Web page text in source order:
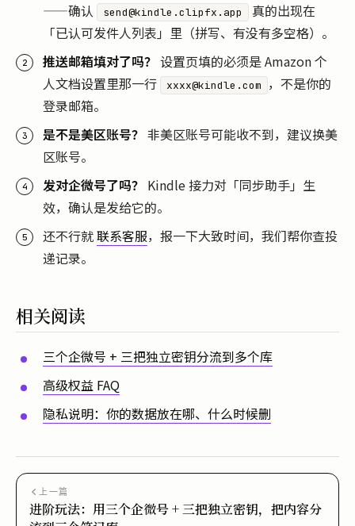
——确认
send@kindle.clipfx.app
真的出现在
「已认可发件人列表」里（拼写、有没有多空格）。
推送邮箱填对了吗？ 设置页填的必须是 Amazon 个
人文档设置里那一行
xxxx@kindle.com
，不是你的
登录邮箱。
是不是美区账号？ 非美区账号可能收不到，建议换美
区账号。
发对企微号了吗？ Kindle 接力对「同步助手」生
效，确认是发给它的。
还不行就联系客服，报一下大致时间，我们帮你查投
递记录。
相关阅读
三个企微号 + 三把独立密钥分流到多个库
高级权益 FAQ
隐私说明：你的数据放在哪、什么时候删
上一篇
进阶玩法：用三个企微号 + 三把独立密钥，把内容分